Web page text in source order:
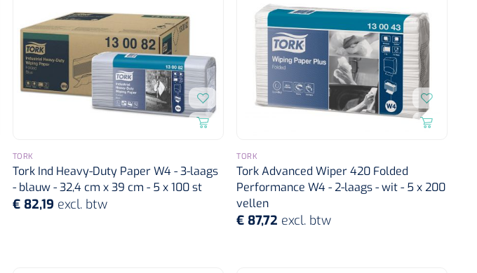
TORK
Tork Ind Heavy-Duty Paper W4 - 3-laags
- blauw - 32,4 cm x 39 cm - 5 x 100 st
€ 82,19 excl. btw
TORK
Tork Advanced Wiper 420 Folded
Performance W4 - 2-laags - wit - 5 x 200
vellen
€ 87,72 excl. btw